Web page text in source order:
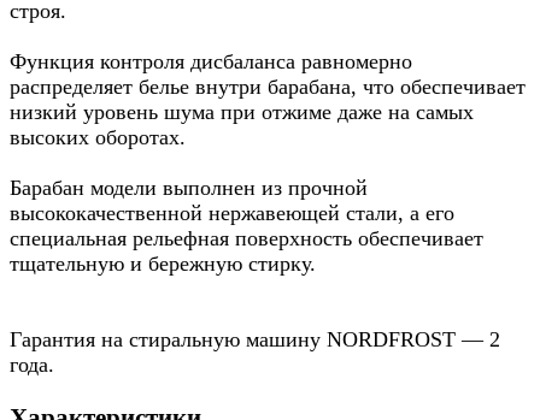
строя.
Функция контроля дисбаланса равномерно
распределяет белье внутри барабана, что обеспечивает
низкий уровень шума при отжиме даже на самых
высоких оборотах.
Барабан модели выполнен из прочной
высококачественной нержавеющей стали, а его
специальная рельефная поверхность обеспечивает
тщательную и бережную стирку.
Гарантия на стиральную машину NORDFROST — 2
года.